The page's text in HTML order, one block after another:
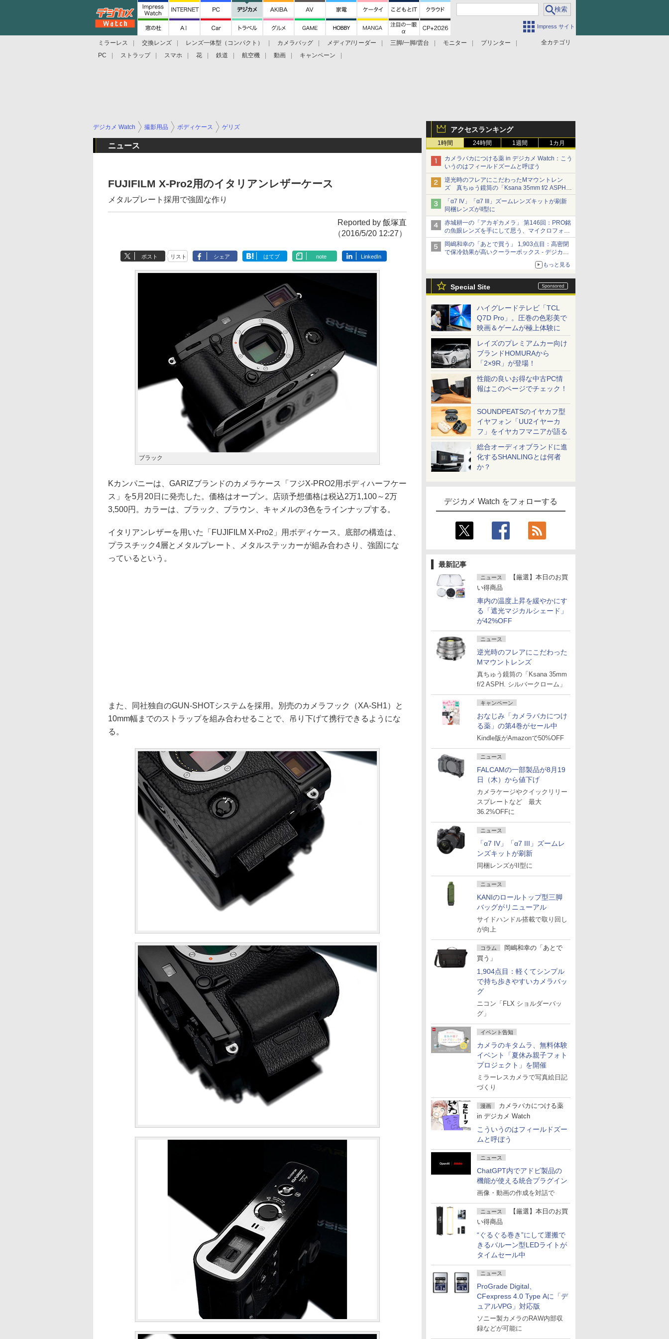
Impress サイト
全カテゴリ
ミラーレス 交換レンズ レンズ一体型（コンパクト） カメラバッグ メディア/リーダー 三脚/一脚/雲台 モニター
プリンター
PC
ストラップ スマホ 花 鉄道 航空機 動画 キャンペーン
アクセスランキング
1時間 24時間 1週間 1カ月
カメラバカにつける薬 in デジカメ Watch：こう
いうのはフィールドズームと呼ぼう
逆光時のフレアにこだわったMマウントレン
ズ 真ちゅう鏡筒の「Ksana 35mm f/2 ASPH.
シルバークローム」
「α7 IV」「α7 III」ズームレンズキットが刷新
同梱レンズがII型に
赤城耕一の「アカギカメラ」 第146回：PRO銘
の魚眼レンズを手にして思う、マイクロフォー
サーズへの期待と可能性
岡嶋和幸の「あとで買う」 1,903点目：高密閉
で保冷効果が高いクーラーボックス - デジカメ
もっと見る
Special Site
ハイグレードテレビ「TCL
Q7D Pro」。圧巻の色彩美で
映画＆ゲームが極上体験に
レイズのプレミアムカー向け
ブランドHOMURAから
「2×9R」が登場！
性能の良いお得な中古PC情
報はこのページでチェック！
SOUNDPEATSのイヤカフ型
イヤフォン「UU2イヤーカ
フ」をイヤカフマニアが語る
総合オーディオブランドに進
化するSHANLINGとは何者
か？
デジカメ Watch をフォローする
最新記事
ニュース
【厳選】本日のお買
い得商品
車内の温度上昇を緩やかにす
る「遮光マジカルシェード」
が42%OFF
ニュース
逆光時のフレアにこだわった
Mマウントレンズ
真ちゅう鏡筒の「Ksana 35mm
f/2 ASPH. シルバークローム」
キャンペーン
おなじみ「カメラバカにつけ
る薬」の第4巻がセール中
Kindle版がAmazonで50%OFF
ニュース
FALCAMの一部製品が8月19
日（木）から値下げ
カメラケージやクイックリリー
スプレートなど 最大
36.2%OFFに
ニュース
「α7 IV」「α7 III」ズームレ
ンズキットが刷新
同梱レンズがII型に
ニュース
KANIのロールトップ型三脚
バッグがリニューアル
サイドハンドル搭載で取り回し
が向上
コラム
岡嶋和幸の「あとで
買う」
1,904点目：軽くてシンプル
で持ち歩きやすいカメラバッ
グ
ニコン「FLX ショルダーバッ
グ」
イベント告知
カメラのキタムラ、無料体験
イベント「夏休み親子フォト
プロジェクト」を開催
ミラーレスカメラで写真絵日記
づくり
漫画
カメラバカにつける薬
in デジカメ Watch
こういうのはフィールドズー
ムと呼ぼう
ニュース
ChatGPT内でアドビ製品の
機能が使える統合プラグイン
画像・動画の作成を対話で
ニュース
【厳選】本日のお買
い得商品
“ぐるぐる巻き”にして運搬で
きるバルーン型LEDライトが
タイムセール中
ニュース
ProGrade Digital、
CFexpress 4.0 Type Aに「デ
ュアルVPG」対応版
ソニー製カメラのRAW内部収
録などが可能に
デジカメ Watch 撮影用品 ボディケース ゲリズ
ニュース
FUJIFILM X-Pro2用のイタリアンレザーケース
メタルプレート採用で強固な作り
Reported by 飯塚直
（2016/5/20 12:27）
ポスト リスト シェア はてブ note LinkedIn
ブラック
Kカンパニーは、GARIZブランドのカメラケース「フジX-PRO2用ボディハーフケー
ス」を5月20日に発売した。価格はオープン。店頭予想価格は税込2万1,100～2万
3,500円。カラーは、ブラック、ブラウン、キャメルの3色をラインナップする。
イタリアンレザーを用いた「FUJIFILM X-Pro2」用ボディケース。底部の構造は、
プラスチック4層とメタルプレート、メタルステッカーが組み合わさり、強固にな
っているという。
また、同社独自のGUN-SHOTシステムを採用。別売のカメラフック（XA-SH1）と
10mm幅までのストラップを組み合わせることで、吊り下げて携行できるようにな
る。